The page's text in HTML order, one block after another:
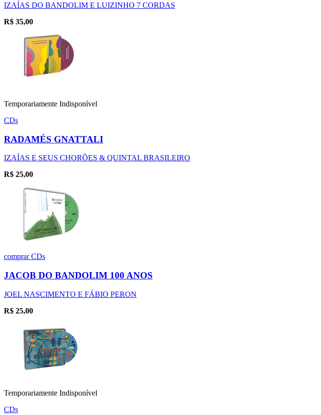
IZAÍAS DO BANDOLIM E LUIZINHO 7 CORDAS
R$ 35,00
Temporariamente Indisponível
CDs
RADAMÉS GNATTALI
IZAÍAS E SEUS CHORÕES & QUINTAL BRASILEIRO
R$ 25,00
comprarCDs
JACOB DO BANDOLIM 100 ANOS
JOEL NASCIMENTO E FÁBIO PERON
R$ 25,00
Temporariamente Indisponível
CDs